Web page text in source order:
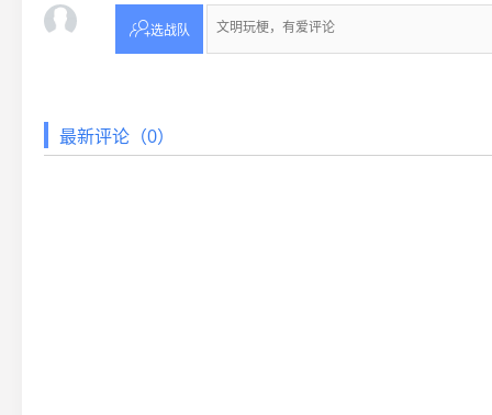
选战队
最新评论（0）